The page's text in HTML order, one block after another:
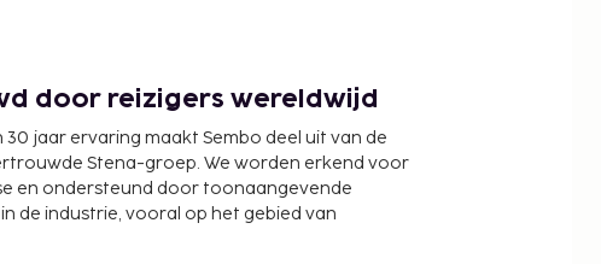
door reizigers wereldwijd
30 jaar ervaring maakt Sembo deel uit van de
Stena-groep. We worden erkend voor
en ondersteund door toonaangevende
de industrie, vooral op het gebied van